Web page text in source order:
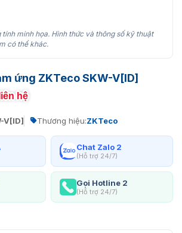
minh họa. Hình thức và thông số kỹ thuật
có thể khác.
ứng ZKTeco SKW-V[ID]
hệ
V[ID] Thương hiệu:ZKTeco
Chat Zalo 2
(Hỗ trợ 24/7)
Gọi Hotline 2
(Hỗ trợ 24/7)